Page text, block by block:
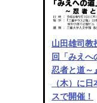
山田雄司教
回「みえへ
忍者と道～
（木）に
スで開催！